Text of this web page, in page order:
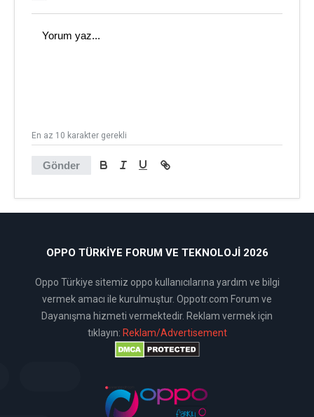
Gönder
En az 10 karakter gerekli
OPPO TÜRKIYE FORUM VE TEKNOLOJI 2026
Oppo Türkiye sitemiz oppo kullanıcılarına yardım ve bilgi
vermek amacı ile kurulmuştur. Oppotr.com Forum ve
Dayanışma hizmeti vermektedir. Reklam vermek için
tıklayın: Reklam/Advertisement